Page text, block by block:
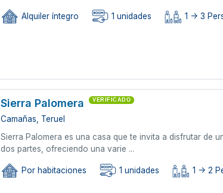
Alquiler íntegro 1 unidades 1 -> 3
Sierra Palomera VERIFICADO
Camañas, Teruel
Sierra Palomera es una casa que te invita a disfrutar de
dos partes, ofreciendo una varie ...
Por habitaciones 1 unidades 1 -> 2